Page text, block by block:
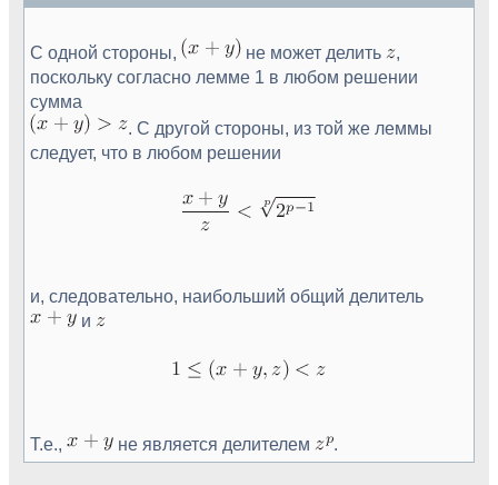
С одной стороны, не может делить
,
поскольку согласно лемме 1 в любом решении
сумма
. С другой стороны, из той же леммы
следует, что в любом решении
и, следовательно, наибольший общий делитель
и
Т.е., не является делителем .